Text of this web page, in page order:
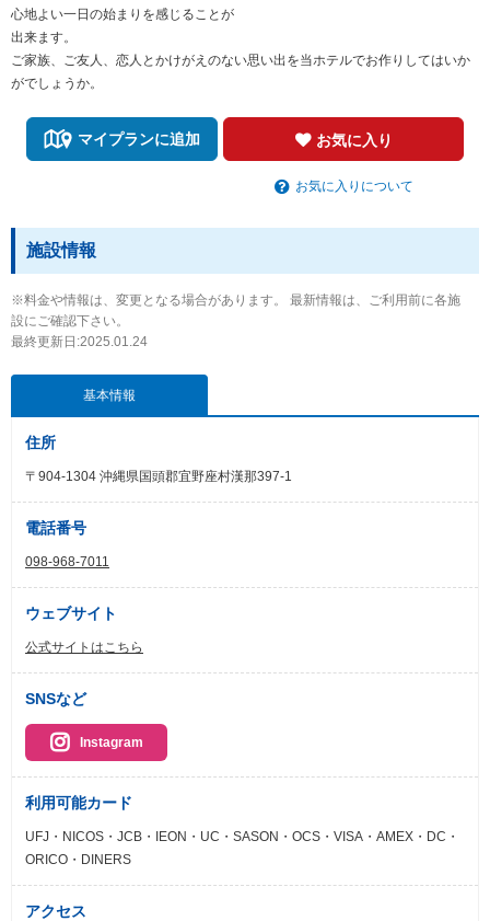
心地よい一日の始まりを感じることが
出来ます。
ご家族、ご友人、恋人とかけがえのない思い出を当ホテルでお作りしてはいか
がでしょうか。
マイプランに追加 お気に入り
お気に入りについて
施設情報
※料金や情報は、変更となる場合があります。 最新情報は、ご利用前に各施
設にご確認下さい。
最終更新日:2025.01.24
基本情報
住所
〒904-1304 沖縄県国頭郡宜野座村漢那397-1
電話番号
098-968-7011
ウェブサイト
公式サイトはこちら
SNSなど
Instagram
利用可能カード
UFJ・NICOS・JCB・IEON・UC・SASON・OCS・VISA・AMEX・DC・
ORICO・DINERS
アクセス